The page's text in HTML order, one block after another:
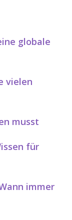
globale
vielen
musst
für
immer